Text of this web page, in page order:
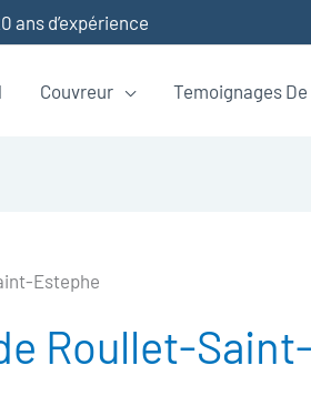
ans d’expérience
Couvreur Temoignages
Estephe
Roullet-